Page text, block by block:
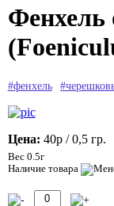
#фенхель
Цена: 40р / 0,5 гр.
Вес 0.5г
Наличие товара